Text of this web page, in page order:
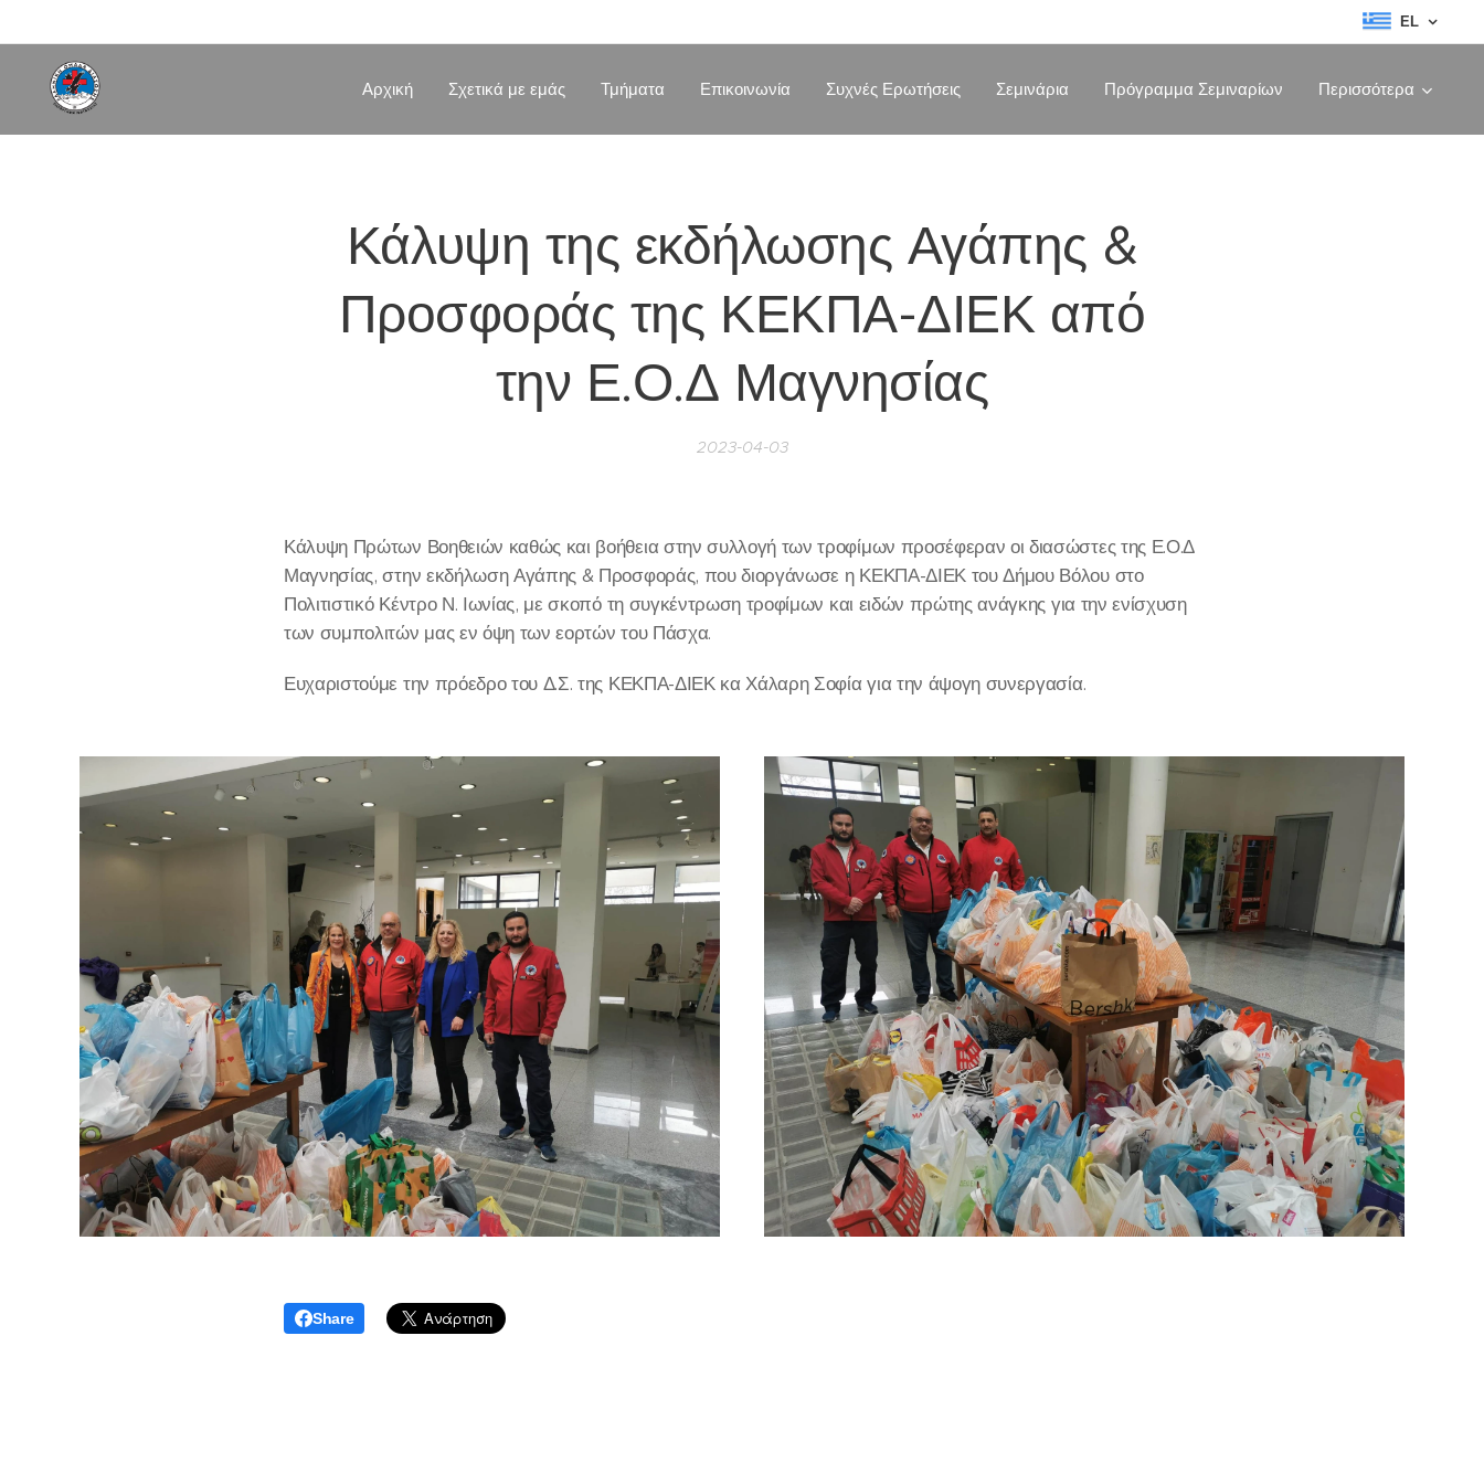
EL
Αρχική Σχετικά με εμάς Τμήματα Επικοινωνία Συχνές Ερωτήσεις Σεμινάρια Πρόγραμμα Σεμιναρίων Περισσότερα
Κάλυψη της εκδήλωσης Αγάπης &
Προσφοράς της ΚΕΚΠΑ-ΔΙΕΚ από
την Ε.Ο.Δ Μαγνησίας
2023-04-03
Κάλυψη Πρώτων Βοηθειών καθώς και βοήθεια στην συλλογή των τροφίμων προσέφεραν οι διασώστες της Ε.Ο.Δ
Μαγνησίας, στην εκδήλωση Αγάπης & Προσφοράς, που διοργάνωσε η ΚΕΚΠΑ-ΔΙΕΚ του Δήμου Βόλου στο
Πολιτιστικό Κέντρο Ν. Ιωνίας, με σκοπό τη συγκέντρωση τροφίμων και ειδών πρώτης ανάγκης για την ενίσχυση
των συμπολιτών μας εν όψη των εορτών του Πάσχα.
Ευχαριστούμε την πρόεδρο του Δ.Σ. της ΚΕΚΠΑ-ΔΙΕΚ κα Χάλαρη Σοφία για την άψογη συνεργασία.
Share